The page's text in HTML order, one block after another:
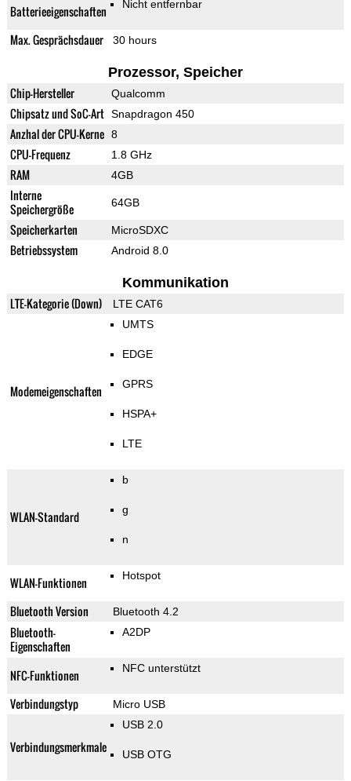
Batterieeigenschaften Nicht entfernbar
Max. Gesprächsdauer 30 hours
Prozessor, Speicher
Chip-Hersteller Qualcomm
Chipsatz und SoC-Art Snapdragon 450
Anzhal der CPU-Kerne 8
CPU-Frequenz 1.8 GHz
RAM 4GB
Interne
Speichergröße
64GB
Speicherkarten MicroSDXC
Betriebssystem Android 8.0
Kommunikation
LTE-Kategorie (Down) LTE CAT6
Modemeigenschaften
UMTS
EDGE
GPRS
HSPA+
LTE
WLAN-Standard
b
g
n
WLAN-Funktionen Hotspot
Bluetooth Version Bluetooth 4.2
Bluetooth-
Eigenschaften
A2DP
NFC-Funktionen NFC unterstützt
Verbindungstyp Micro USB
Verbindungsmerkmale
USB 2.0
USB OTG